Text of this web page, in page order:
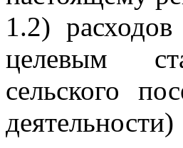
1.2)
целевым
сельского